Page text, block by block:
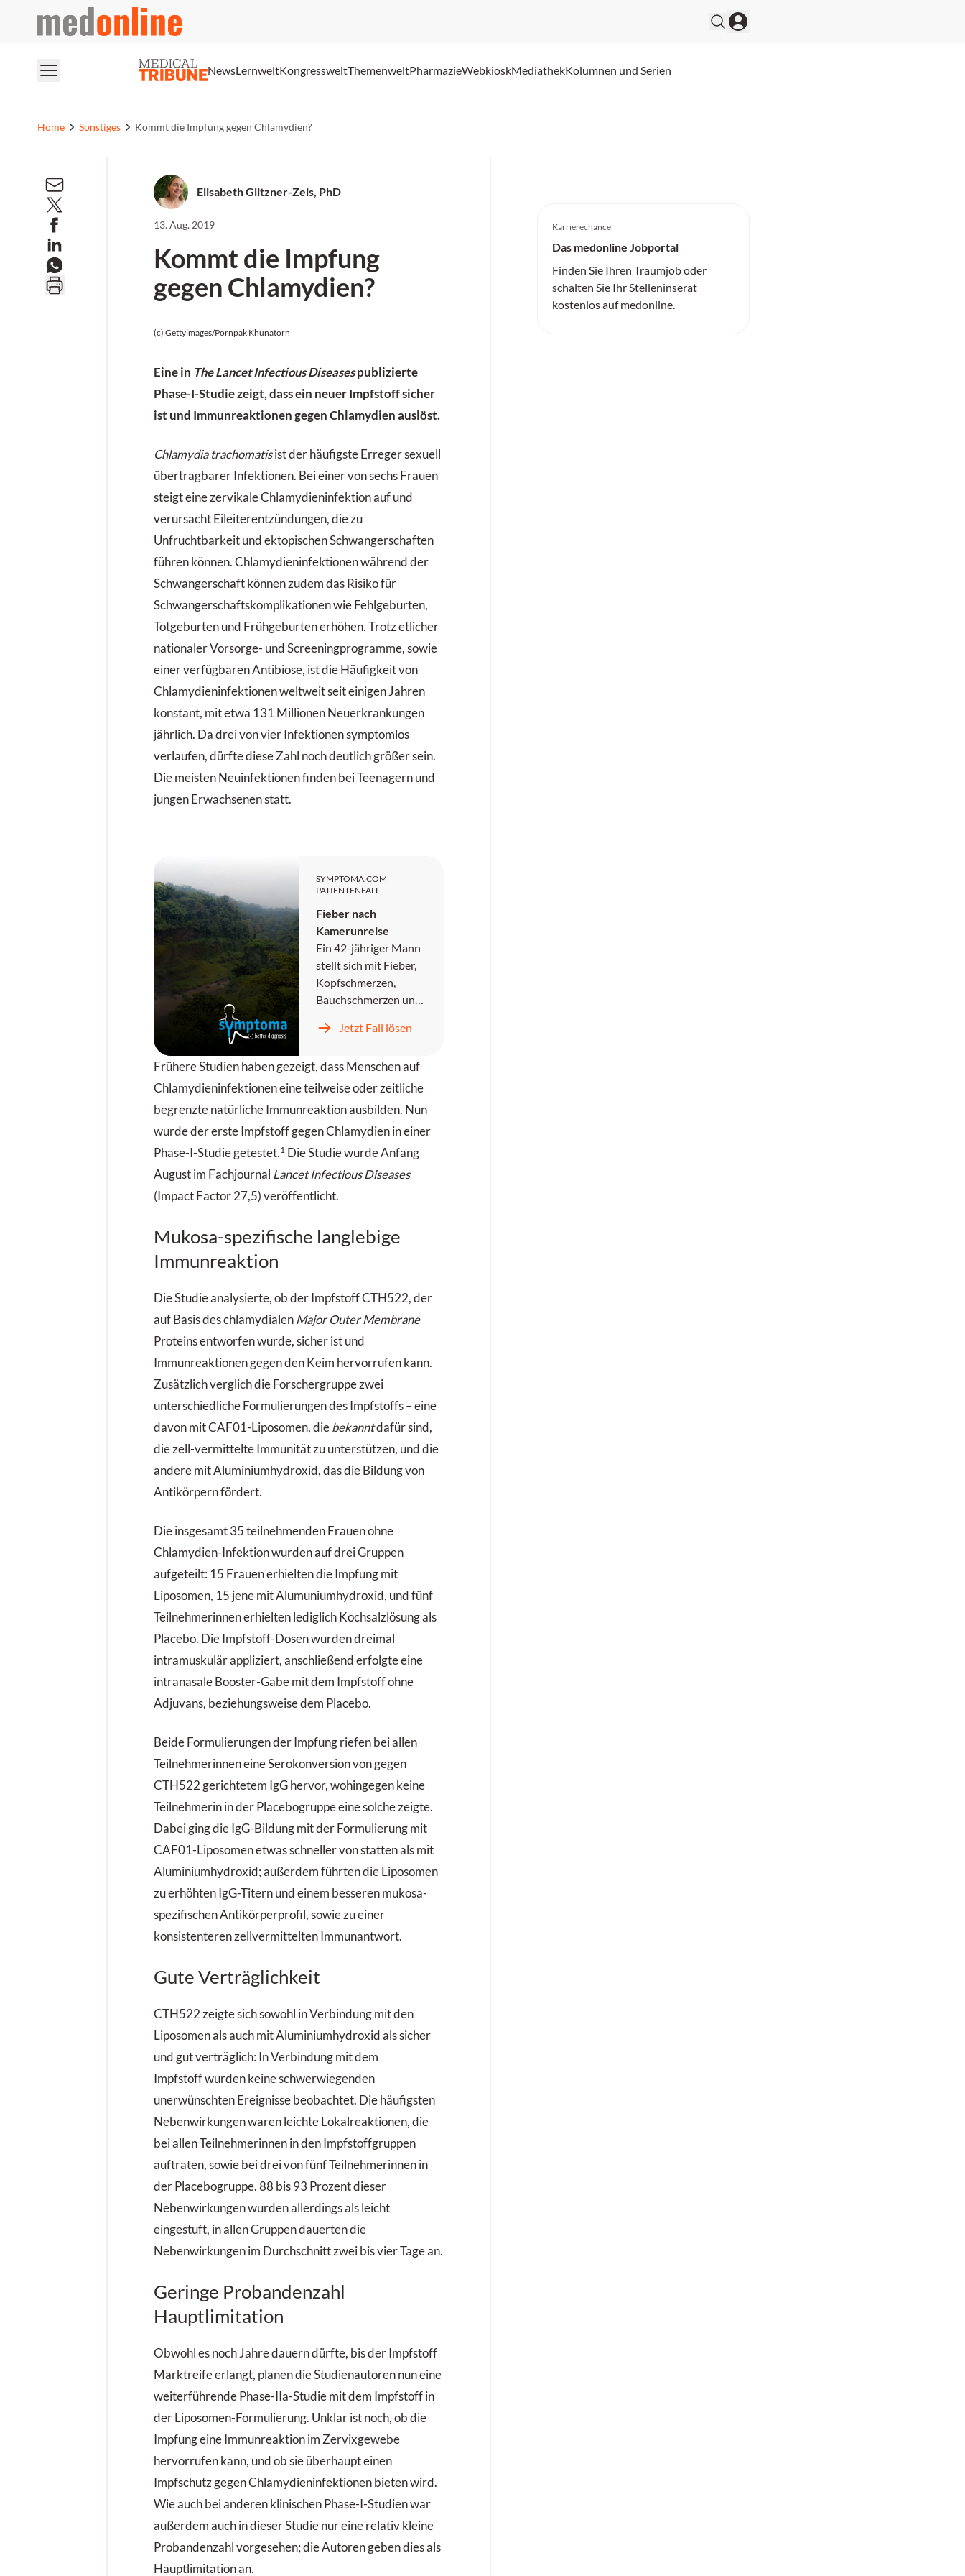
medonline
NewsLernweltKongressweltThemenweltPharmazieWebkioskMediathekKolumnen und Serien
Home Sonstiges Kommt die Impfung gegen Chlamydien?
Elisabeth Glitzner-Zeis, PhD
13. Aug. 2019
Kommt die Impfung
gegen Chlamydien?
(c) Gettyimages/Pornpak Khunatorn
Eine in The Lancet Infectious Diseasespublizierte
Phase-I-Studie zeigt, dass ein neuer Impfstoff sicher
ist und Immunreaktionen gegen Chlamydien auslöst.
Chlamydia trachomatisist der häufigste Erreger sexuell
übertragbarer Infektionen. Bei einer von sechs Frauen
steigt eine zervikale Chlamydieninfektion auf und
verursacht Eileiterentzündungen, die zu
Unfruchtbarkeit und ektopischen Schwangerschaften
führen können. Chlamydieninfektionen während der
Schwangerschaft können zudem das Risiko für
Schwangerschaftskomplikationen wie Fehlgeburten,
Totgeburten und Frühgeburten erhöhen. Trotz etlicher
nationaler Vorsorge- und Screeningprogramme, sowie
einer verfügbaren Antibiose, ist die Häufigkeit von
Chlamydieninfektionen weltweit seit einigen Jahren
konstant, mit etwa 131 Millionen Neuerkrankungen
jährlich. Da drei von vier Infektionen symptomlos
verlaufen, dürfte diese Zahl noch deutlich größer sein.
Die meisten Neuinfektionen finden bei Teenagern und
jungen Erwachsenen statt.
SYMPTOMA.COM
PATIENTENFALL
Fieber nach
Kamerunreise
Ein 42-jähriger Mann
stellt sich mit Fieber,
Kopfschmerzen,
Bauchschmerzen und
Notaufnahme vor. Er
behandelt und
entlassen, kehrt
jedoch zwei Tage
unstillbarem
Erbrechen,
Kopfschmerzen und
progredientem Fieber
Jetzt Fall lösen
Frühere Studien haben gezeigt, dass Menschen auf
Chlamydieninfektionen eine teilweise oder zeitliche
begrenzte natürliche Immunreaktion ausbilden. Nun
wurde der erste Impfstoff gegen Chlamydien in einer
Phase-I-Studie getestet.1 Die Studie wurde Anfang
August im Fachjournal Lancet Infectious Diseases
(Impact Factor 27,5) veröffentlicht.
Mukosa-spezifische langlebige
Immunreaktion
Die Studie analysierte, ob der Impfstoff CTH522, der
auf Basis des chlamydialen Major Outer Membrane
Proteins entworfen wurde, sicher ist und
Immunreaktionen gegen den Keim hervorrufen kann.
Zusätzlich verglich die Forschergruppe zwei
unterschiedliche Formulierungen des Impfstoffs – eine
davon mit CAF01-Liposomen, die bekanntdafür sind,
die zell-vermittelte Immunität zu unterstützen, und die
andere mit Aluminiumhydroxid, das die Bildung von
Antikörpern fördert.
Die insgesamt 35 teilnehmenden Frauen ohne
Chlamydien-Infektion wurden auf drei Gruppen
aufgeteilt: 15 Frauen erhielten die Impfung mit
Liposomen, 15 jene mit Alumuniumhydroxid, und fünf
Teilnehmerinnen erhielten lediglich Kochsalzlösung als
Placebo. Die Impfstoff-Dosen wurden dreimal
intramuskulär appliziert, anschließend erfolgte eine
intranasale Booster-Gabe mit dem Impfstoff ohne
Adjuvans, beziehungsweise dem Placebo.
Beide Formulierungen der Impfung riefen bei allen
Teilnehmerinnen eine Serokonversion von gegen
CTH522 gerichtetem IgG hervor, wohingegen keine
Teilnehmerin in der Placebogruppe eine solche zeigte.
Dabei ging die IgG-Bildung mit der Formulierung mit
CAF01-Liposomen etwas schneller von statten als mit
Aluminiumhydroxid; außerdem führten die Liposomen
zu erhöhten IgG-Titern und einem besseren mukosa-
spezifischen Antikörperprofil, sowie zu einer
konsistenteren zellvermittelten Immunantwort.
Gute Verträglichkeit
CTH522 zeigte sich sowohl in Verbindung mit den
Liposomen als auch mit Aluminiumhydroxid als sicher
und gut verträglich: In Verbindung mit dem
Impfstoff wurden keine schwerwiegenden
unerwünschten Ereignisse beobachtet. Die häufigsten
Nebenwirkungen waren leichte Lokalreaktionen, die
bei allen Teilnehmerinnen in den Impfstoffgruppen
auftraten, sowie bei drei von fünf Teilnehmerinnen in
der Placebogruppe. 88 bis 93 Prozent dieser
Nebenwirkungen wurden allerdings als leicht
eingestuft, in allen Gruppen dauerten die
Nebenwirkungen im Durchschnitt zwei bis vier Tage an.
Geringe Probandenzahl
Hauptlimitation
Obwohl es noch Jahre dauern dürfte, bis der Impfstoff
Marktreife erlangt, planen die Studienautoren nun eine
weiterführende Phase-IIa-Studie mit dem Impfstoff in
der Liposomen-Formulierung. Unklar ist noch, ob die
Impfung eine Immunreaktion im Zervixgewebe
hervorrufen kann, und ob sie überhaupt einen
Impfschutz gegen Chlamydieninfektionen bieten wird.
Wie auch bei anderen klinischen Phase-I-Studien war
außerdem auch in dieser Studie nur eine relativ kleine
Probandenzahl vorgesehen; die Autoren geben dies als
Hauptlimitation an.
Karrierechance
Das medonline Jobportal
Finden Sie Ihren Traumjob oder
schalten Sie Ihr Stelleninserat
kostenlos auf medonline.